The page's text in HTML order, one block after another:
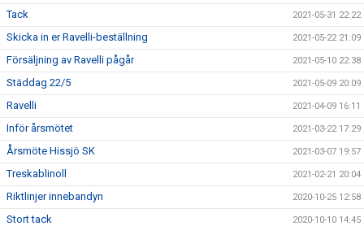
Tack 2021-05-31 22:22
Skicka in er Ravelli-beställning 2021-05-22 21:09
Försäljning av Ravelli pågår 2021-05-10 22:38
Städdag 22/5 2021-05-09 20:09
Ravelli 2021-04-09 16:11
Inför årsmötet 2021-03-22 17:29
Årsmöte Hissjö SK 2021-03-07 19:57
Treskablinoll 2021-02-21 20:04
Riktlinjer innebandyn 2020-10-25 12:58
Stort tack 2020-10-10 14:45